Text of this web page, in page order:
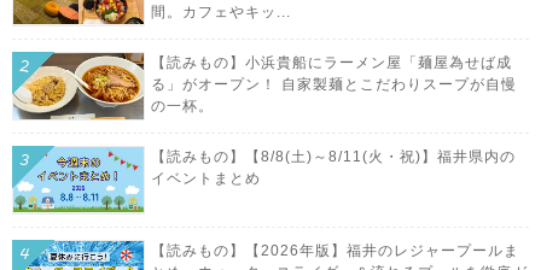
間。カフェやキッ...
【読みもの】小浜貴船にラーメン屋「麺屋為せば成
る」がオープン！ 自家製麺とこだわりスープが自慢
の一杯。
【読みもの】【8/8(土)～8/11(火・祝)】福井県内の
イベントまとめ
【読みもの】【2026年版】福井のレジャープールま